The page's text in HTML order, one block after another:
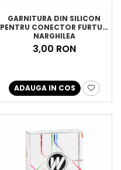
GARNITURA DIN SILICON
PENTRU CONECTOR FURTUN
NARGHILEA
3,00 RON
ADAUGA IN COS